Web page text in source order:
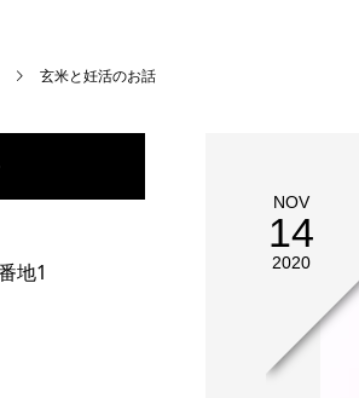
玄米と妊活のお話
NOV
14
2020
地1